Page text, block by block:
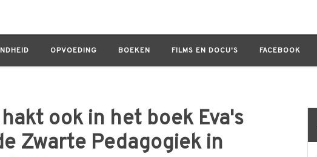
OPVOEDING BOEKEN FILMS EN DOCU'S FACEBOOK
ook in het boek Eva's ontwaken tegen de Zwarte Pedagogiek in
ook in het boek Eva's
Zwarte Pedagogiek in